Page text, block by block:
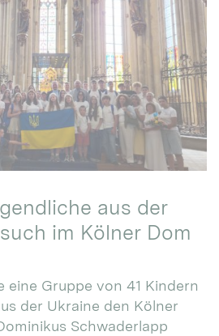
aus der
im Kölner Dom
eine Gruppe von 41 Kindern
der Ukraine den Kölner
Schwaderlapp